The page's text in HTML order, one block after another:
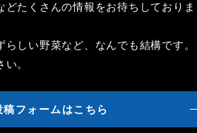
どたくさんの情報をお待ちしておりま
らしい野菜など、なんでも結構です。
。
稿フォームはこちら